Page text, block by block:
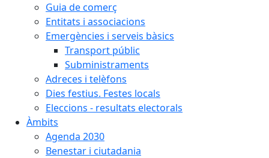
Guia de comerç
Entitats i associacions
Emergències i serveis bàsics
Transport públic
Subministraments
Adreces i telèfons
Dies festius. Festes locals
Eleccions - resultats electorals
Àmbits
Agenda 2030
Benestar i ciutadania